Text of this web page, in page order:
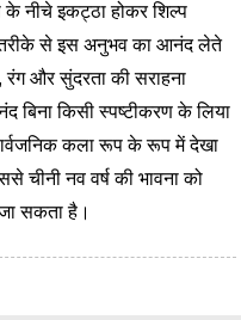
के नीचे इकट्ठा होकर शिल्प
से इस अनुभव का आनंद लेते
रंग और सुंदरता की सराहना
बिना किसी स्पष्टीकरण के लिया
कला रूप के रूप में देखा
चीनी नव वर्ष की भावना को
सकता है।